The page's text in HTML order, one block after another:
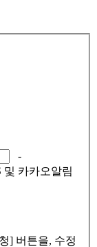
-
및 카카오알림
] 버튼을, 수정